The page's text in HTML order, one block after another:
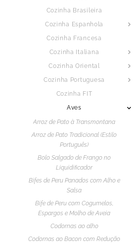
Cozinha Brasileira
Cozinha Espanhola
Cozinha Francesa
Cozinha Italiana
Cozinha Oriental
Cozinha Portuguesa
Cozinha FIT
Aves
Arroz de Pato à Transmontana
Arroz de Pato Tradicional (Estilo
Português)
Bolo Salgado de Frango no
Liquidificador
Bifes de Peru Panados com Alho e
Salsa
Bife de Peru com Cogumelos,
Espargos e Molho de Aveia
Codornas ao alho
Codornas ao Bacon com Redução